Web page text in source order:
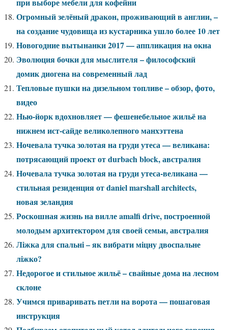
при выборе мебели для кофейни
Огромный зелёный дракон, проживающий в англии, –
на создание чудовища из кустарника ушло более 10 лет
Новогодние вытынанки 2017 — аппликация на окна
Эволюция бочки для мыслителя – философский
домик диогена на современный лад
Тепловые пушки на дизельном топливе – обзор, фото,
видео
Нью-йорк вдохновляет — фешенебельное жильё на
нижнем ист-сайде великолепного манхэттена
Ночевала тучка золотая на груди утеса — великана:
потрясающий проект от durbach block, австралия
Ночевала тучка золотая на груди утеса-великана —
стильная резиденция от daniel marshall architects,
новая зеландия
Роскошная жизнь на вилле amalfi drive, построенной
молодым архитектором для своей семьи, австралия
Ліжка для спальні – як вибрати міцну двоспальне
ліжко?
Недорогое и стильное жильё – свайные дома на лесном
склоне
Учимся приваривать петли на ворота — пошаговая
инструкция